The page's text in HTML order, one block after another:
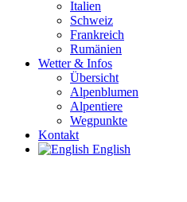
Italien
Schweiz
Frankreich
Rumänien
Wetter & Infos
Übersicht
Alpenblumen
Alpentiere
Wegpunkte
Kontakt
English